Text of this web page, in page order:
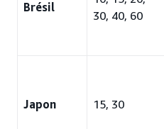
Brésil
30, 40, 60
Japon 15, 30